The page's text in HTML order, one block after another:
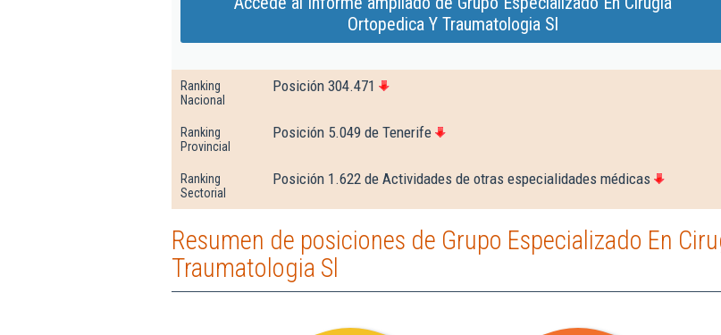
Ortopedica Y Traumatologia Sl
Ranking
Nacional
Posición 304.471
Ranking
Provincial
Posición 5.049 de Tenerife
Ranking
Sectorial
Posición 1.622 de Actividades de otras especialidades médicas
Resumen de posiciones de Grupo Especializado En
Traumatologia Sl